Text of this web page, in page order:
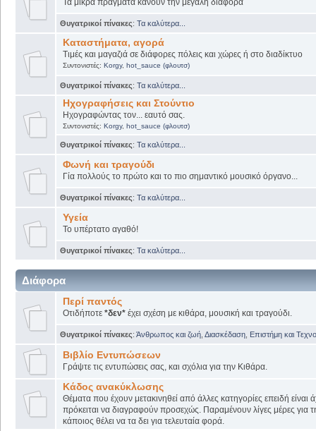
Θυγατρικοί πίνακες: Τα καλύτερα...
Καταστήματα, αγορά
Τιμές και μαγαζιά σε διάφορες πόλεις και χώρες ή στο διαδίκτυο
Συντονιστές: Korgy, hot_sauce (φλουτσ)
Θυγατρικοί πίνακες: Τα καλύτερα...
Ηχογραφήσεις και Στούντιο
Ηχογραφώντας τον... εαυτό σας.
Συντονιστές: Korgy, hot_sauce (φλουτσ)
Θυγατρικοί πίνακες: Τα καλύτερα...
Φωνή και τραγούδι
Γία πολλούς το πρώτο και το πιο σημαντικό μουσικό όργανο...
Θυγατρικοί πίνακες: Τα καλύτερα...
Υγεία
Το υπέρτατο αγαθό!
Θυγατρικοί πίνακες: Τα καλύτερα...
Διάφορα
Περί παντός
Οτιδήποτε *δεν*έχει σχέση με κιθάρα, μουσική και τραγούδι.
Θυγατρικοί πίνακες: Άνθρωπος και ζωή Διασκέδαση Επιστήμη και
Βιβλίο Εντυπώσεων
Γράψτε τις εντυπώσεις σας, και σχόλια για την Κιθάρα.
Κάδος ανακύκλωσης
Θέματα που έχουν μετακινηθεί από άλλες κατηγορίες επειδή είναι
πρόκειται να διαγραφούν προσεχώς. Παραμένουν λίγες μέρες για
κάποιος θέλει να τα δει για τελευταία φορά.